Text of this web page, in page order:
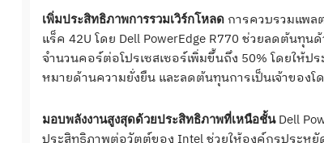
เพิ่มประสิทธิภาพการรวมเวิร์กโหลดการควบรวมแพล
แร็ค 42U โดย Dell PowerEdge R770 ช่วยลดต้นทุ
จำนวนคอร์ต่อโปรเซสเซอร์เพิ่มขึ้นถึง 50% โดยให้
หมายด้านความยั่งยืน และลดต้นทุนการเป็นเจ้าของ
มอบพลังงานสูงสุดด้วยประสิทธิภาพที่เหนือชั้นDell